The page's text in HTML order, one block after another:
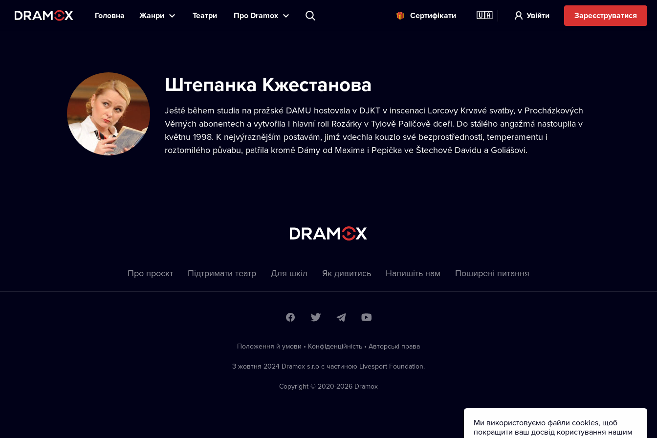
Головна Жанри Театри Прo Dramox Cертифікати 🇺🇦 Увійти Зареєструватися
Штепанка Кжестанова
Ještě během studia na pražské DAMU hostovala v DJKT v inscenaci Lorcovy Krvavé svatby, v Procházkových
Věrných abonentech a vytvořila i hlavní roli Rozárky v Tylově Paličově dceři. Do stálého angažmá nastoupila v
květnu 1998. K nejvýraznějším postavám, jimž vdechla kouzlo své bezprostřednosti, temperamentu i
roztomilého půvabu, patřila kromě Dámy od Maxima i Pepička ve Štechově Davidu a Goliášovi.
Про проєкт Підтримати театр Для шкіл Як дивитись Напишіть нам Пoширені питання
Положення й умови • Конфіденційність • Автoрські права
З жовтня 2024 Dramox s.r.o є частиною Livesport Foundation.
Copyright © 2020-2026 Dramox
Ми використовуємо файли cookies, щоб
покращити ваш досвід користування нашим